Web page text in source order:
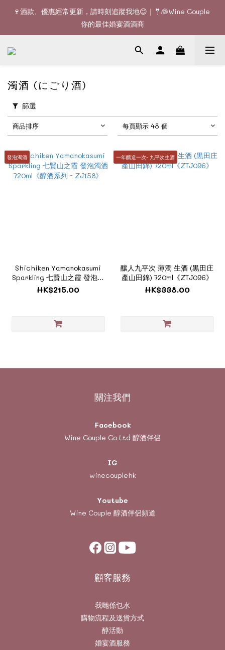
🚚全單滿$1200或6支可享免費送貨 (香港)｜🆕全新澳門送貨服務
(詳情請查詢)
🍷酒款、優惠經常更新，請時刻追蹤我地😊｜🤵👰Wine Couple
你的最佳婚宴酒酒商
🚚全單滿$1200或6支可享免費送貨 (香港)｜🆕全新澳門送貨服務
濁酒 (にごり酒)
篩選
商品排序 每頁顯示 48 個
發泡濁酒
Shichiken Yamanokasumi
Sparkling 七賢山之霞 發泡濁
酒 720ml《醇酒系列 -
ZJ158》
HK$215.00
一年釀造一次- 九平次生酒
釀人九平次 薄濁 生酒 (黒田庄
產山田錦) 720ml《ZTJ096》
HK$338.00
關注我們
Facebook
Wine Couple Co Ltd 醇酒伴侶
IG
winecouplehk
Youtube
Wine Couple 醇酒伴侶頻道
顧客服務
我哋係乜水
購物流程及送貨方式
醇活動
婚宴酒服務